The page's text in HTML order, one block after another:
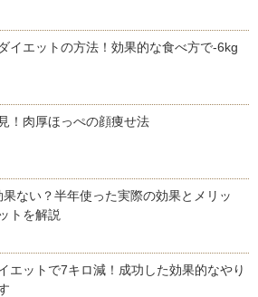
イエットの方法！効果的な食べ方で-6kg
！肉厚ほっぺの顔痩せ法
果ない？半年使った実際の効果とメリッ
トを解説
エットで7キロ減！成功した効果的なやり